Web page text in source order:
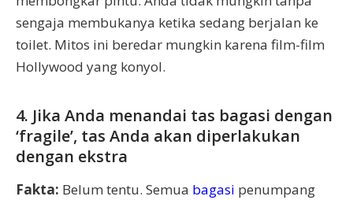
sengaja membukanya ketika sedang berjalan ke
toilet. Mitos ini beredar mungkin karena film-film
Hollywood yang konyol.
4. Jika Anda menandai tas bagasi dengan
‘fragile’, tas Anda akan diperlakukan
dengan ekstra
Fakta: Belum tentu. Semua bagasi penumpang